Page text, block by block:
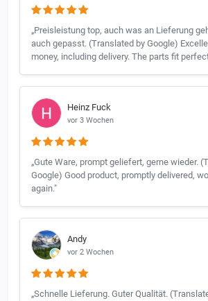
„Preisleistung top, auch was an Lieferung
auch gepasst. (Translated by Google)
money, including delivery. The parts fit
Heinz Fuck
vor 3 Wochen
„Gute Ware, prompt geliefert, gerne wieder.
Google) Good product, promptly delivered,
again."
Andy
vor 2 Wochen
„Schnelle Lieferung. Guter Qualität.